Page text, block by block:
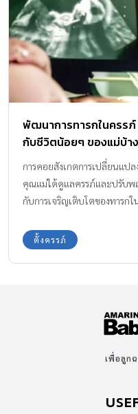
พัฒนาการทารกในครรภ์
กับชีวิตน้อยๆ ของแม่บ้าง
การคอยสังเกตการเปลี่ยนแป
คุณแม่ได้ดูแลครรภ์และปรับพ
กับการเจริญเติบโตของทารก
ตั้งครรภ์
เพื่อลูก